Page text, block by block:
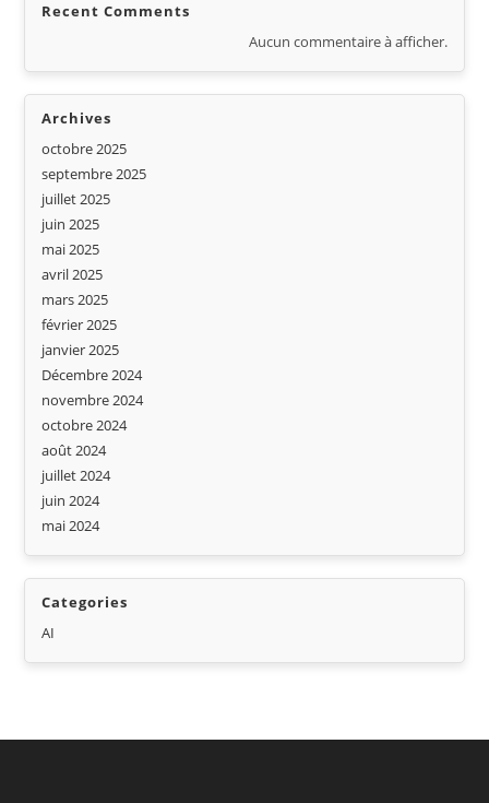
Recent Comments
Aucun commentaire à afficher.
Archives
octobre 2025
septembre 2025
juillet 2025
juin 2025
mai 2025
avril 2025
mars 2025
février 2025
janvier 2025
Décembre 2024
novembre 2024
octobre 2024
août 2024
juillet 2024
juin 2024
mai 2024
Categories
AI